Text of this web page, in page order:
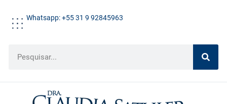
Whatsapp: +55 31 9 92845963